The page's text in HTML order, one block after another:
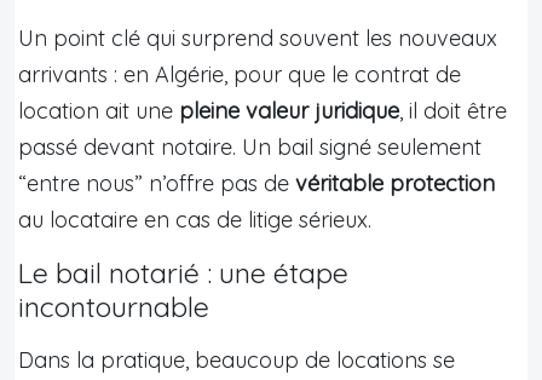
Un point clé qui surprend souvent les nouveaux
arrivants : en Algérie, pour que le contrat de
location ait une pleine valeur juridique, il doit être
passé devant notaire. Un bail signé seulement
“entre nous” n’offre pas de véritable protection
au locataire en cas de litige sérieux.
Le bail notarié : une étape
incontournable
Dans la pratique, beaucoup de locations se